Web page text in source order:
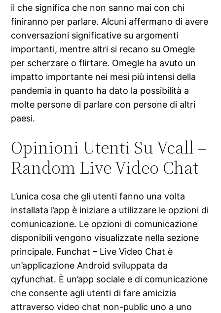
il che significa che non sanno mai con chi
finiranno per parlare. Alcuni affermano di avere
conversazioni significative su argomenti
importanti, mentre altri si recano su Omegle
per scherzare o flirtare. Omegle ha avuto un
impatto importante nei mesi più intensi della
pandemia in quanto ha dato la possibilità a
molte persone di parlare con persone di altri
paesi.
Opinioni Utenti Su Vcall –
Random Live Video Chat
L’unica cosa che gli utenti fanno una volta
installata l’app è iniziare a utilizzare le opzioni di
comunicazione. Le opzioni di comunicazione
disponibili vengono visualizzate nella sezione
principale. Funchat – Live Video Chat è
un’applicazione Android sviluppata da
qyfunchat. È un’app sociale e di comunicazione
che consente agli utenti di fare amicizia
attraverso video chat non-public uno a uno